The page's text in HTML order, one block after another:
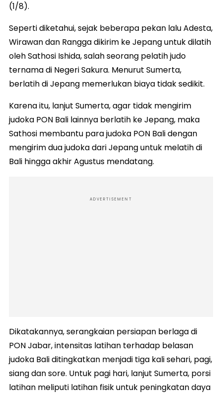
(1/8).
Seperti diketahui, sejak beberapa pekan lalu Adesta,
Wirawan dan Rangga dikirim ke Jepang untuk dilatih
oleh Sathosi Ishida, salah seorang pelatih judo
ternama di Negeri Sakura. Menurut Sumerta,
berlatih di Jepang memerlukan biaya tidak sedikit.
Karena itu, lanjut Sumerta, agar tidak mengirim
judoka PON Bali lainnya berlatih ke Jepang, maka
Sathosi membantu para judoka PON Bali dengan
mengirim dua judoka dari Jepang untuk melatih di
Bali hingga akhir Agustus mendatang.
ADVERTISEMENT
Dikatakannya, serangkaian persiapan berlaga di
PON Jabar, intensitas latihan terhadap belasan
judoka Bali ditingkatkan menjadi tiga kali sehari, pagi,
siang dan sore. Untuk pagi hari, lanjut Sumerta, porsi
latihan meliputi latihan fisik untuk peningkatan daya